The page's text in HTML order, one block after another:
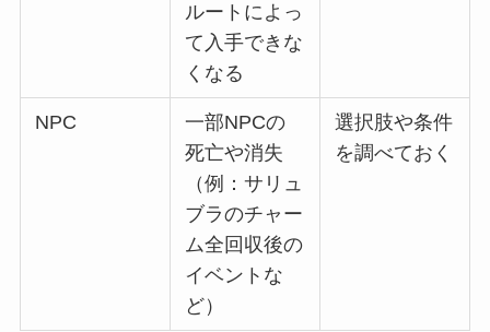
ルートによっ
て入手できな
くなる
NPC
一部NPCの
死亡や消失
（例：サリュ
ブラのチャー
ム全回収後の
イベントな
ど）
選択肢や条件
を調べておく